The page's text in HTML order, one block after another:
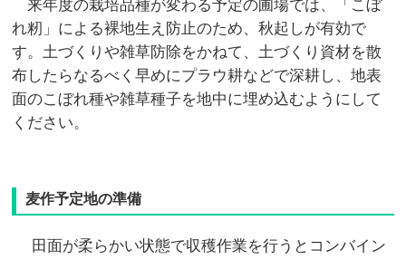
来年度の栽培品種が変わる予定の圃場では、「こぼ
れ籾」による裸地生え防止のため、秋起しが有効で
す。土づくりや雑草防除をかねて、土づくり資材を散
布したらなるべく早めにプラウ耕などで深耕し、地表
面のこぼれ種や雑草種子を地中に埋め込むようにして
ください。
麦作予定地の準備
田面が柔らかい状態で収穫作業を行うとコンバイン